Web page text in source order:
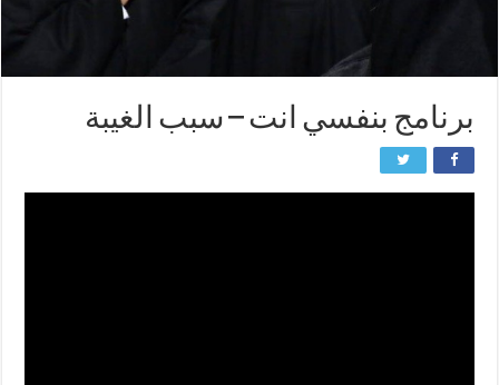
برنامج بنفسي انت – سبب الغيبة